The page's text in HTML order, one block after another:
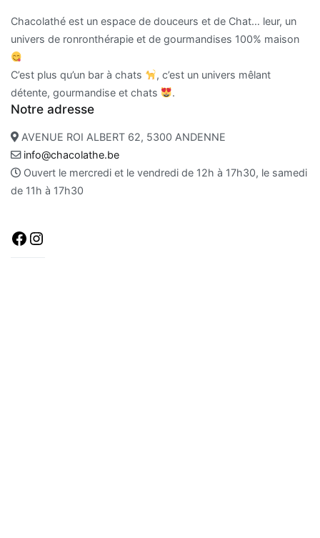
Chacolathé est un espace de douceurs et de Chat… leur, un
univers de ronronthérapie et de gourmandises 100% maison
C’est plus qu’un bar à chats
, c’est un univers mêlant
détente, gourmandise et chats
.
Notre adresse
AVENUE ROI ALBERT 62, 5300 ANDENNE
info@chacolathe.be
Ouvert le mercredi et le vendredi de 12h à 17h30, le samedi
de 11h à 17h30